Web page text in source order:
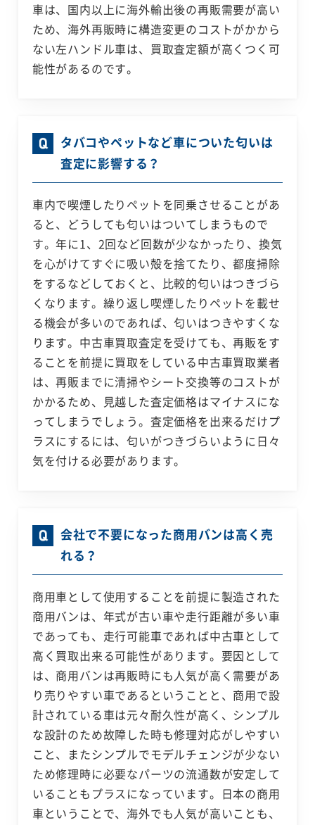
車は、国内以上に海外輸出後の再販需要が高い
ため、海外再販時に構造変更のコストがかから
ない左ハンドル車は、買取査定額が高くつく可
能性があるのです。
タバコやペットなど車についた匂いは
査定に影響する？
車内で喫煙したりペットを同乗させることがあ
ると、どうしても匂いはついてしまうもので
す。年に1、2回など回数が少なかったり、換気
を心がけてすぐに吸い殻を捨てたり、都度掃除
をするなどしておくと、比較的匂いはつきづら
くなります。繰り返し喫煙したりペットを載せ
る機会が多いのであれば、匂いはつきやすくな
ります。中古車買取査定を受けても、再販をす
ることを前提に買取をしている中古車買取業者
は、再販までに清掃やシート交換等のコストが
かかるため、見越した査定価格はマイナスにな
ってしまうでしょう。査定価格を出来るだけプ
ラスにするには、匂いがつきづらいように日々
気を付ける必要があります。
会社で不要になった商用バンは高く売
れる？
商用車として使用することを前提に製造された
商用バンは、年式が古い車や走行距離が多い車
であっても、走行可能車であれば中古車として
高く買取出来る可能性があります。要因として
は、商用バンは再販時にも人気が高く需要があ
り売りやすい車であるということと、商用で設
計されている車は元々耐久性が高く、シンプル
な設計のため故障した時も修理対応がしやすい
こと、またシンプルでモデルチェンジが少ない
ため修理時に必要なパーツの流通数が安定して
いることもプラスになっています。日本の商用
車ということで、海外でも人気が高いことも、